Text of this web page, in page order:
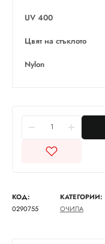
UV 400
Цвят на стъклото
Nylon
КОД:
0290755
КАТЕГОРИИ:
ОЧИЛА